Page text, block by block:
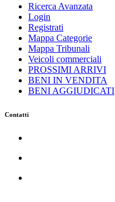
Ricerca Avanzata
Login
Registrati
Mappa Categorie
Mappa Tribunali
Veicoli commerciali
PROSSIMI ARRIVI
BENI IN VENDITA
BENI AGGIUDICATI
Contatti